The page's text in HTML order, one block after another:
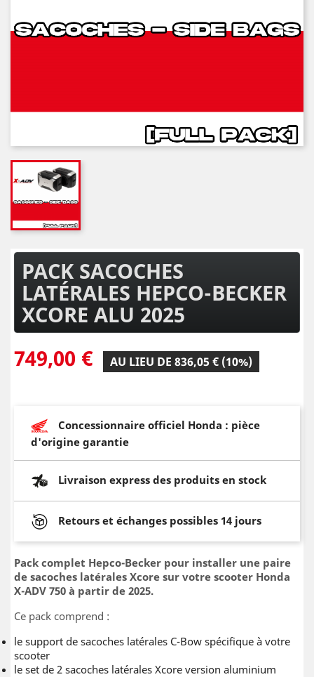
PACK SACOCHES
LATÉRALES HEPCO-BECKER
XCORE ALU 2025
749,00 €
AU LIEU DE 836,05 € (10%)
Concessionnaire officiel Honda : pièce
d'origine garantie
Livraison express des produits en stock
Retours et échanges possibles 14 jours
Pack complet Hepco-Becker pour installer une paire
de sacoches latérales Xcore sur votre scooter Honda
X-ADV 750 à partir de 2025.
Ce pack comprend :
le support de sacoches latérales C-Bow spécifique à votre
scooter
le set de 2 sacoches latérales Xcore version aluminium